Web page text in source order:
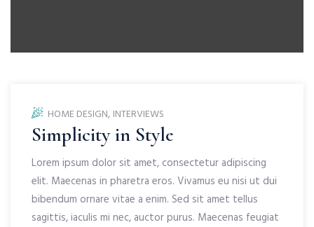
HOME DESIGN, INTERVIEWS
Simplicity in Style
Lorem ipsum dolor sit amet, consectetur adipiscing
elit. Maecenas in pharetra eros. Vivamus eu nisi ut dui
bibendum ornare vitae a enim. Sed sit amet tellus
sagittis, iaculis mi nec, auctor purus. Maecenas feugiat